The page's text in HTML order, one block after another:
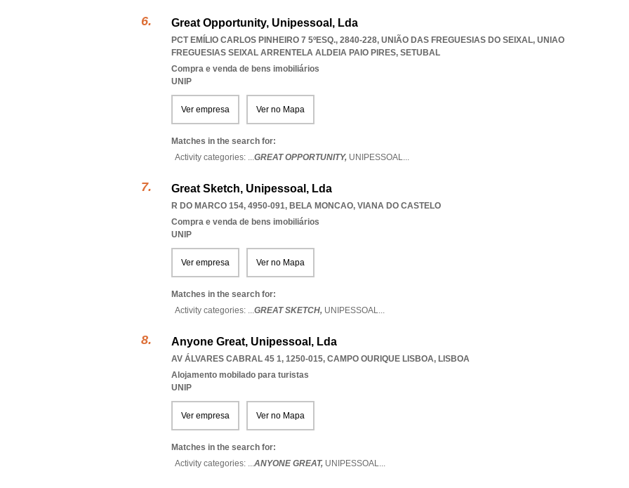
Great Opportunity, Unipessoal, Lda
PCT EMÍLIO CARLOS PINHEIRO 7 5ºESQ., 2840-228, UNIÃO DAS FREGUESIAS DO SEIXAL, UNIAO
FREGUESIAS SEIXAL ARRENTELA ALDEIA PAIO PIRES, SETUBAL
Compra e venda de bens imobiliários
UNIP
Ver empresa Ver no Mapa
Matches in the search for:
Activity categories: ...GREAT OPPORTUNITY, UNIPESSOAL...
Great Sketch, Unipessoal, Lda
R DO MARCO 154, 4950-091, BELA MONCAO, VIANA DO CASTELO
Compra e venda de bens imobiliários
UNIP
Ver empresa Ver no Mapa
Matches in the search for:
Activity categories: ...GREAT SKETCH, UNIPESSOAL...
Anyone Great, Unipessoal, Lda
AV ÁLVARES CABRAL 45 1, 1250-015, CAMPO OURIQUE LISBOA, LISBOA
Alojamento mobilado para turistas
UNIP
Ver empresa Ver no Mapa
Matches in the search for:
Activity categories: ...ANYONE GREAT, UNIPESSOAL...